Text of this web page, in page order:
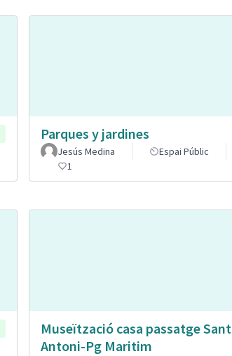
Parques y jardines
Jesús Medina
Espai Públic
1
Museïtzació casa passatge Sant
Antoni-Pg Maritim